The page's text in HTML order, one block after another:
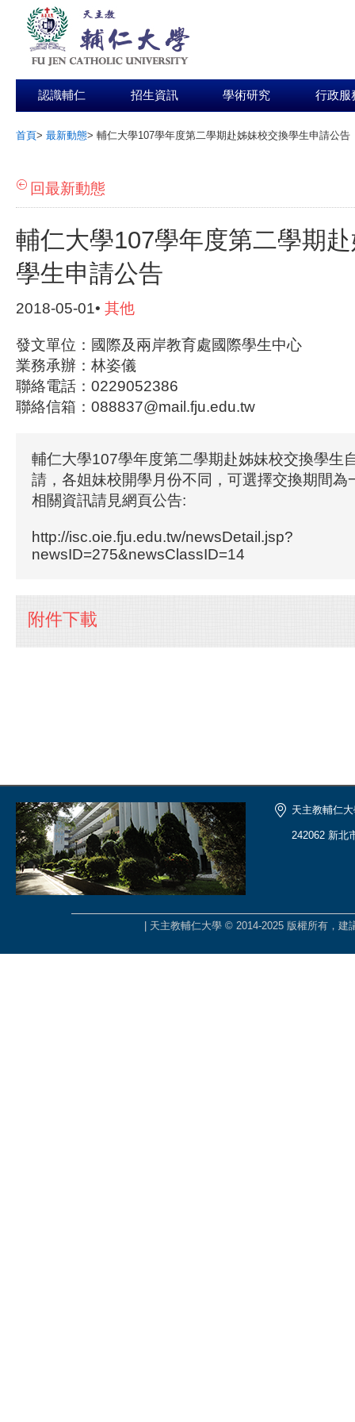
認識輔仁 招生資訊 學術研究 行政服
首頁> 最新動態> 輔仁大學107學年度第二學期赴姊妹校交換學生申請公告
回最新動態
輔仁大學107學年度第二學期
學生申請公告
2018-05-01• 其他
發文單位：國際及兩岸教育處國際學生中心
業務承辦：林姿儀
聯絡電話：0229052386
聯絡信箱：088837@mail.fju.edu.tw
輔仁大學107學年度第二學期赴姊妹校交換學生
請，各姐妹校開學月份不同，可選擇交換期間為
相關資訊請見網頁公告:
http://isc.oie.fju.edu.tw/newsDetail.jsp?
newsID=275&newsClassID=14
附件下載
天主教輔仁
242062 新北
| 天主教輔仁大學 © 2014-2025 版權所有，